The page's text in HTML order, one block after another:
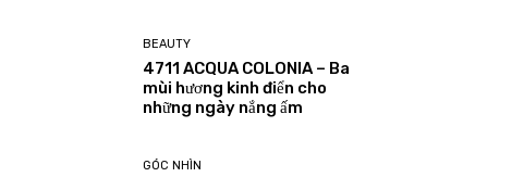
BEAUTY
4711 ACQUA COLONIA – Ba
mùi hương kinh điển cho
những ngày nắng ấm
GÓC NHÌN